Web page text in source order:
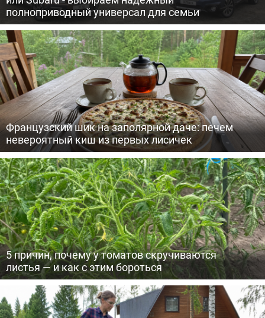
полноприводный универсал для семьи
Французский шик на заполярной даче: печем
невероятный киш из первых лисичек
5 причин, почему у томатов скручиваются
листья — и как с этим бороться